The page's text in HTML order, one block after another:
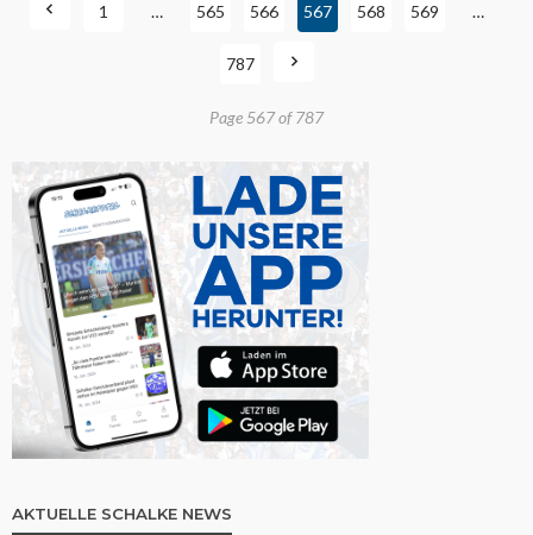
1 … 565 566 567 568 569 …
787
Page 567 of 787
AKTUELLE SCHALKE NEWS